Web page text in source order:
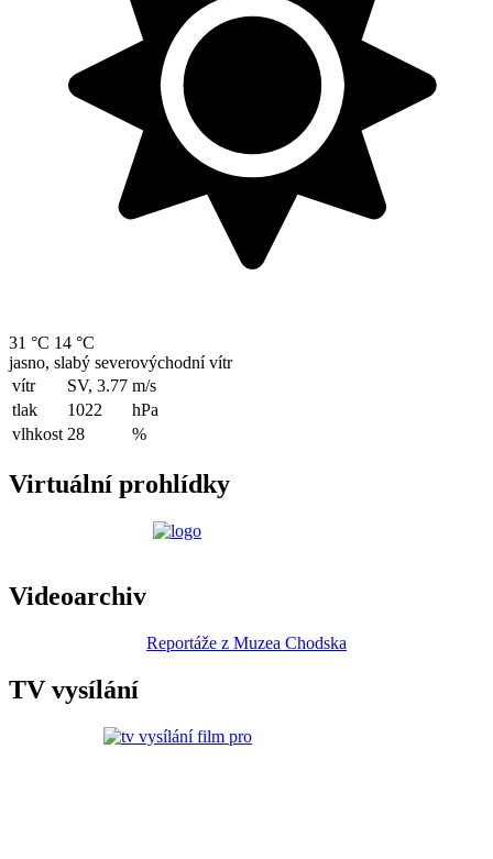
31 °C 14 °C
jasno, slabý severovýchodní vítr
vítr
SV, 3.77 m/s
tlak
1022
hPa
vlhkost 28 %
Virtuální prohlídky
Videoarchiv
Reportáže z Muzea Chodska
TV vysílání